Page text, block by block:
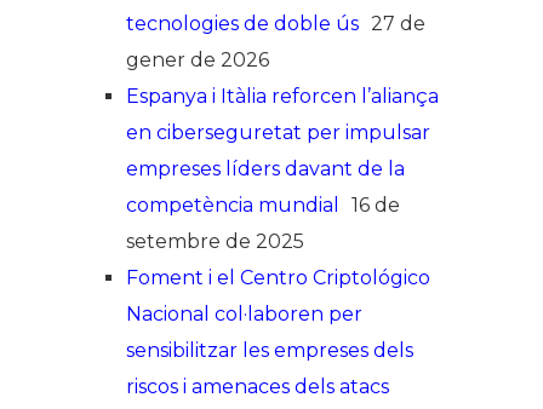
tecnologies de doble ús 27 de
gener de 2026
Espanya i Itàlia reforcen l’aliança
en ciberseguretat per impulsar
empreses líders davant de la
competència mundial
16 de
setembre de 2025
Foment i el Centro Criptológico
Nacional col·laboren per
sensibilitzar les empreses dels
riscos i amenaces dels atacs